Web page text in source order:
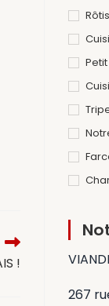
!
Rôtis
267